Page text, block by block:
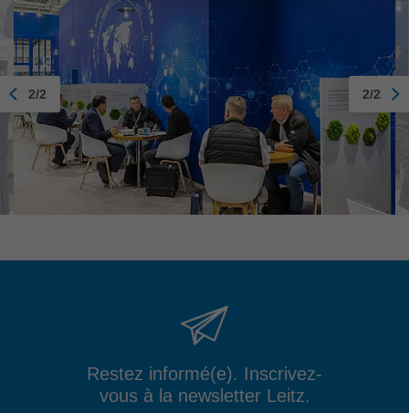
2/2 2/2
Restez informé(e). Inscrivez-
vous à la newsletter Leitz.